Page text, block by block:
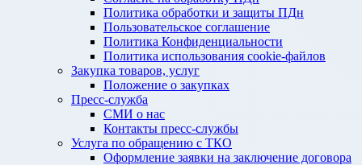
Политика обработки и защиты ПДн
Пользовательское соглашение
Политика Конфиденциальности
Политика использования cookie-файлов
Закупка товаров, услуг
Положение о закупках
Пресс-служба
СМИ о нас
Контакты пресс-службы
Услуга по обращению с ТКО
Оформление заявки на заключение договора